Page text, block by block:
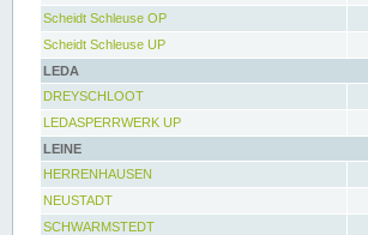
Scheidt Schleuse OP
Scheidt Schleuse UP
LEDA
DREYSCHLOOT
LEDASPERRWERK UP
LEINE
HERRENHAUSEN
NEUSTADT
SCHWARMSTEDT